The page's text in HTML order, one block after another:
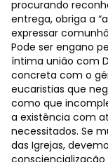
procurando
entrega, obriga a
expressar
Pode ser engano
íntima união com
concreta com o
eucaristias que
como que
a existência com
necessitados. Se
das Igrejas,